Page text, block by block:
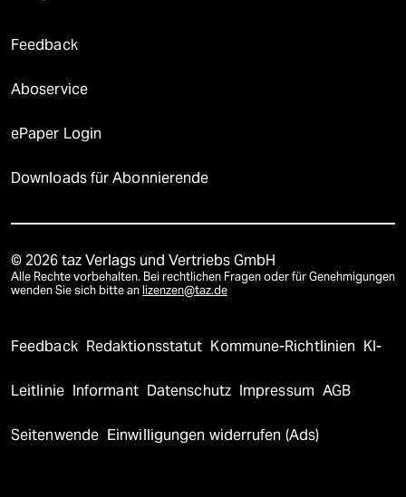
Feedback
Aboservice
ePaper Login
Downloads für Abonnierende
© 2026 taz Verlags und Vertriebs GmbH
Alle Rechte vorbehalten. Bei rechtlichen Fragen oder für Genehmigungen
wenden Sie sich bitte an lizenzen@taz.de
Feedback Redaktionsstatut Kommune-Richtlinien KI-
Leitlinie Informant Datenschutz Impressum AGB
Seitenwende Einwilligungen widerrufen (Ads)